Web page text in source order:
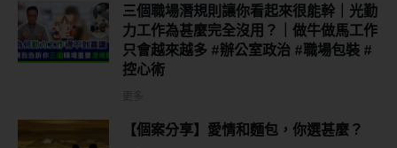
三個職場潛規則讓你看起來很能幹｜光勤
力工作為甚麼完全沒用？｜做牛做馬工作
只會越來越多 #辦公室政治 #職場包裝 #
控心術
【個案分享】愛情和麵包，你選甚麼？